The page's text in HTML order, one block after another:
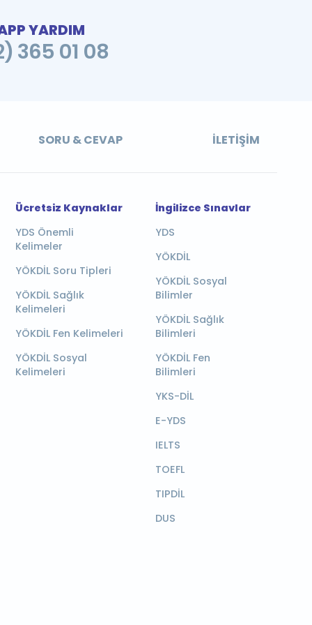
YARDIM
365 01 08
SORU & CEVAP İLETIŞIM
Ücretsiz Kaynaklar
YDS Önemli
Kelimeler
YÖKDİL Soru Tipleri
YÖKDİL Sağlık
Kelimeleri
YÖKDİL Fen Kelimeleri
YÖKDİL Sosyal
Kelimeleri
İngilizce Sınavlar
YDS
YÖKDİL
YÖKDİL Sosyal
Bilimler
YÖKDİL Sağlık
Bilimleri
YÖKDİL Fen
Bilimleri
YKS-DİL
E-YDS
IELTS
TOEFL
TIPDİL
DUS